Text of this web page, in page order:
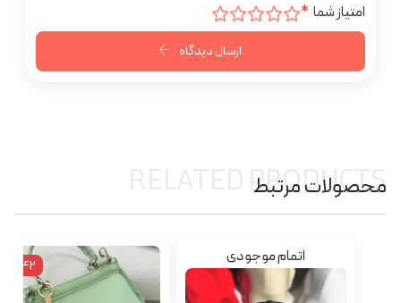
امتیاز شما *
ارسال دیدگاه
محصولات مرتبط
RELATED PRODUCTS
اتمام موجودی ٪42